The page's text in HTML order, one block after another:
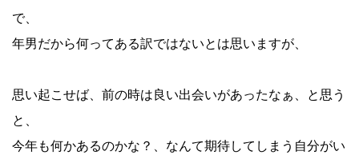
で、
年男だから何ってある訳ではないとは思いますが、
思い起こせば、前の時は良い出会いがあったなぁ、と思う
と、
今年も何かあるのかな？、なんて期待してしまう自分がい